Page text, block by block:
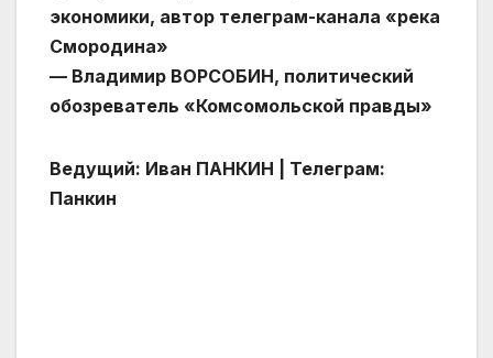
экономики, автор телеграм-канала «река
Смородина»
— Владимир ВОРСОБИН, политический
обозреватель «Комсомольской правды»
Ведущий: Иван ПАНКИН | Телеграм:
Панкин